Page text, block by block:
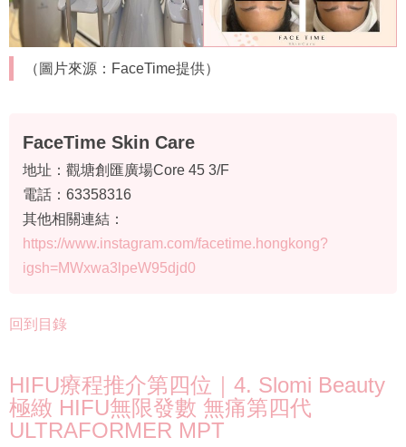
（圖片來源：FaceTime提供）
FaceTime Skin Care
地址：觀塘創匯廣場Core 45 3/F
電話：63358316
其他相關連結：
https://www.instagram.com/facetime.hongkong?
igsh=MWxwa3lpeW95djd0
回到目錄
HIFU療程推介第四位｜4. Slomi Beauty
極緻 HIFU無限發數 無痛第四代
ULTRAFORMER MPT